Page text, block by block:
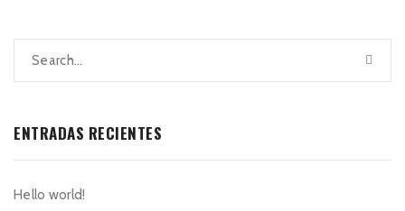
ENTRADAS RECIENTES
Hello world!